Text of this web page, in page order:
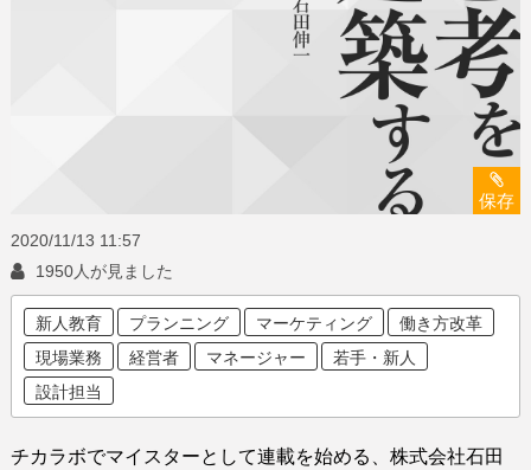
保存
2020/11/13 11:57
1950人が見ました
新人教育 プランニング マーケティング
働き方改革
現場業務
経営者 マネージャー
若手・新人
設計担当
チカラボでマイスターとして連載を始める、 株式会社石田